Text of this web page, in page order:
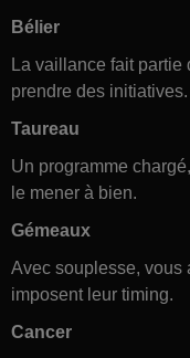
Bélier
La vaillance fait
prendre des initiatives.
Taureau
Un programme
le mener à bien.
Gémeaux
Avec souplesse, vous
imposent leur timing.
Cancer